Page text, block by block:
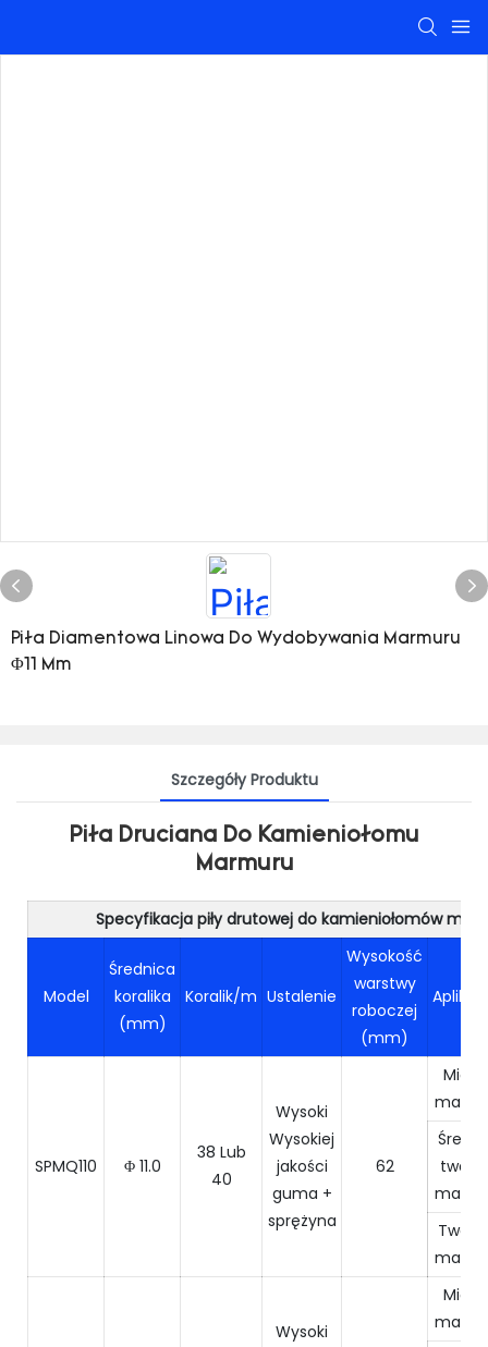
Piła Diamentowa Linowa Do Wydobywania Marmuru
Φ11 Mm
Szczegóły Produktu
Piła Druciana Do Kamieniołomu
Marmuru
Specyfikacja piły drutowej do kamieniołomów
Model
Średnica
koralika
(mm)
Koralik/m Ustalenie
Wysokość
warstwy
roboczej
(mm)
SPMQ110 Φ 11.0
38 Lub
40
Wysoki
Wysokiej
jakości
guma +
sprężyna
62
Miękki
Wysoki
Miękki